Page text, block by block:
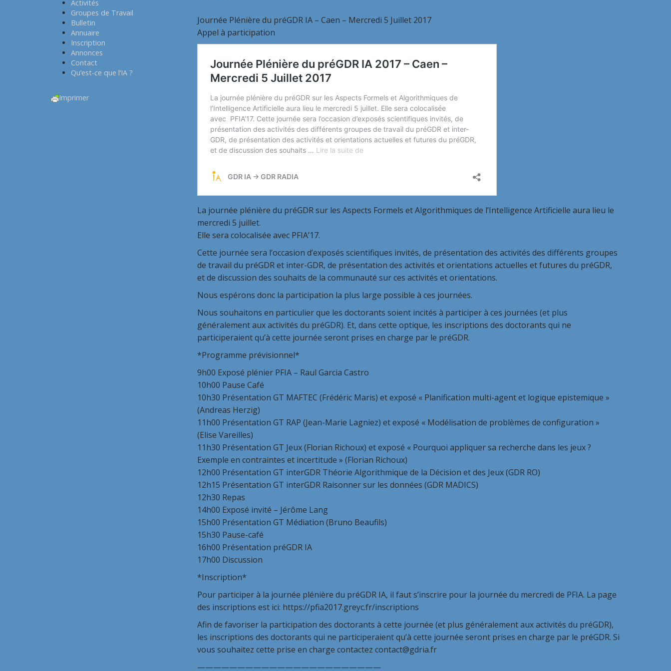
Journée Plénière du préGDR IA – Caen – Mercredi 5 Juillet 2017
Appel à participation
La journée plénière du préGDR sur les Aspects Formels et Algorithmiques de l’Intelligence Artificielle aura lieu le
mercredi 5 juillet.
Elle sera colocalisée avec PFIA’17.
Cette journée sera l’occasion d’exposés scientifiques invités, de présentation des activités des différents groupes
de travail du préGDR et inter-GDR, de présentation des activités et orientations actuelles et futures du préGDR,
et de discussion des souhaits de la communauté sur ces activités et orientations.
Nous espérons donc la participation la plus large possible à ces journées.
Nous souhaitons en particulier que les doctorants soient incités à participer à ces journées (et plus
généralement aux activités du préGDR). Et, dans cette optique, les inscriptions des doctorants qui ne
participeraient qu’à cette journée seront prises en charge par le préGDR.
*Programme prévisionnel*
9h00 Exposé plénier PFIA – Raul Garcia Castro
10h00 Pause Café
10h30 Présentation GT MAFTEC (Frédéric Maris) et exposé « Planification multi-agent et logique epistemique »
(Andreas Herzig)
11h00 Présentation GT RAP (Jean-Marie Lagniez) et exposé « Modélisation de problèmes de configuration »
(Elise Vareilles)
11h30 Présentation GT Jeux (Florian Richoux) et exposé « Pourquoi appliquer sa recherche dans les jeux ?
Exemple en contraintes et incertitude » (Florian Richoux)
12h00 Présentation GT interGDR Théorie Algorithmique de la Décision et des Jeux (GDR RO)
12h15 Présentation GT interGDR Raisonner sur les données (GDR MADICS)
12h30 Repas
14h00 Exposé invité – Jérôme Lang
15h00 Présentation GT Médiation (Bruno Beaufils)
15h30 Pause-café
16h00 Présentation préGDR IA
17h00 Discussion
*Inscription*
Pour participer à la journée plénière du préGDR IA, il faut s’inscrire pour la journée du mercredi de PFIA. La page
des inscriptions est ici: https://pfia2017.greyc.fr/inscriptions
Afin de favoriser la participation des doctorants à cette journée (et plus généralement aux activités du préGDR),
les inscriptions des doctorants qui ne participeraient qu’à cette journée seront prises en charge par le préGDR. Si
vous souhaitez cette prise en charge contactez contact@gdria.fr
———————————————————————
Activités
Groupes de Travail
Bulletin
Annuaire
Inscription
Annonces
Contact
Qu’est-ce que l’IA ?
Imprimer